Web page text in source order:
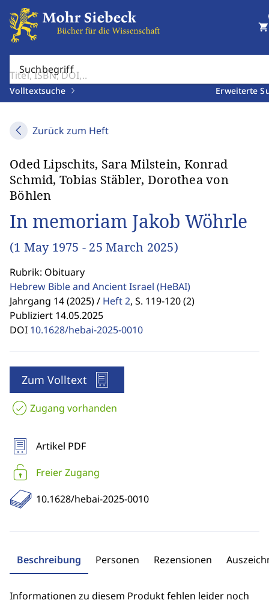
Suchbegriff
Volltextsuche Erweiterte
shopping_cart
Zurück zum Heft
Oded Lipschits, Sara Milstein, Konrad
Schmid, Tobias Stäbler, Dorothea von
Böhlen
In memoriam Jakob Wöhrle
(1 May 1975 - 25 March 2025)
Rubrik: Obituary
Hebrew Bible and Ancient Israel (HeBAI)
Jahrgang 14 (2025) / Heft 2, S. 119-120 (2)
Publiziert 14.05.2025
DOI 10.1628/hebai-2025-0010
Zum Volltext
Zugang vorhanden
Artikel PDF
Freier Zugang
10.1628/hebai-2025-0010
Beschreibung Personen Rezensionen
Informationen zu diesem Produkt fehlen leider noch